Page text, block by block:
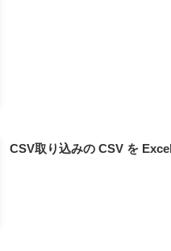
CSV取り込みの CSV を